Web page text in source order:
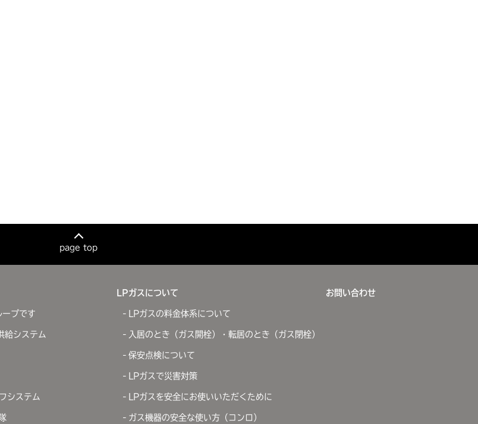
page top
ープです
給システム
システム
LPガスについて
LPガスの料金体系について
入居のとき（ガス開栓）・転居のとき（ガス閉栓）
保安点検について
LPガスで災害対策
LPガスを安全にお使いいただくために
ガス機器の安全な使い方（コンロ）
お問い合わせ